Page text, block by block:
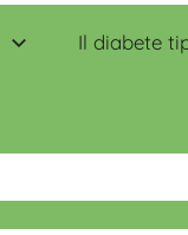
Il diabete